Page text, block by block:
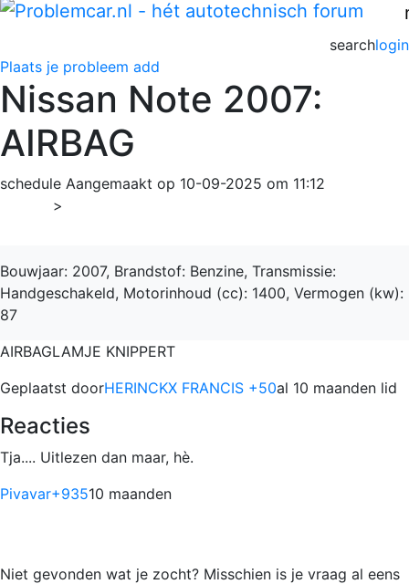
login
search
Plaats je probleem add
Nissan Note 2007:
AIRBAG
schedule Aangemaakt op 10-09-2025 om 11:12
>
Bouwjaar: 2007, Brandstof: Benzine, Transmissie:
Handgeschakeld, Motorinhoud (cc): 1400, Vermogen (kw):
87
AIRBAGLAMJE KNIPPERT
Geplaatst doorHERINCKX FRANCIS +50al 10 maanden lid
Reacties
Tja.... Uitlezen dan maar, hè.
Pivavar+93510 maanden
Niet gevonden wat je zocht? Misschien is je vraag al eens